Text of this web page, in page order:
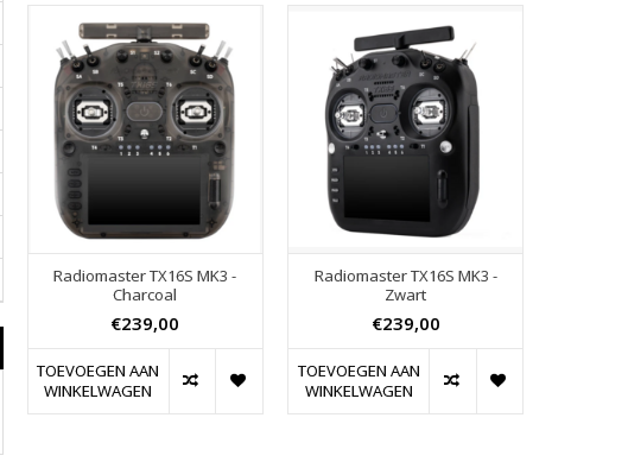
Radiomaster TX16S MK3 -
Charcoal
€239,00
TOEVOEGEN AAN
WINKELWAGEN
Radiomaster TX16S MK3 -
Zwart
€239,00
TOEVOEGEN AAN
WINKELWAGEN